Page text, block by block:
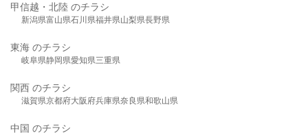
甲信越・北陸 のチラシ
新潟県富山県石川県福井県山梨県長野県
東海 のチラシ
岐阜県静岡県愛知県三重県
関西 のチラシ
滋賀県京都府大阪府兵庫県奈良県和歌山県
中国 のチラシ